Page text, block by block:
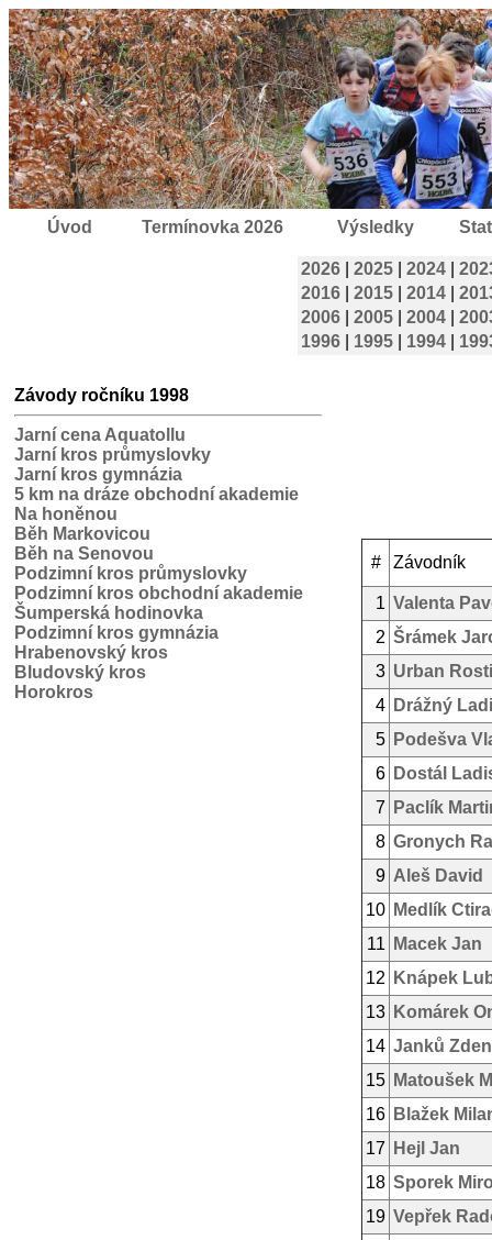
Úvod Termínovka 2026 Výsledky
2026 2025 2024
2016
2015 2014
2006
2005 2004
1996
1995 1994
Závody ročníku 1998
Jarní cena Aquatollu
Jarní kros průmyslovky
Jarní kros gymnázia
5 km na dráze obchodní akademie
Na honěnou
Běh Markovicou
Běh na Senovou
Podzimní kros průmyslovky
Podzimní kros obchodní akademie
Šumperská hodinovka
Podzimní kros gymnázia
Hrabenovský kros
Bludovský kros
Horokros
# Závodník
1 Valenta
2 Šrámek
3 Urban
4 Drážný
5 Podešva
6 Dostál
7
Paclík
8 Gronych
9 Aleš David
10 Medlík
11
Macek Jan
12
Knápek
13 Komárek
14 Janků
15 Matoušek
16 Blažek
17
Hejl Jan
18 Sporek
19 Vepřek